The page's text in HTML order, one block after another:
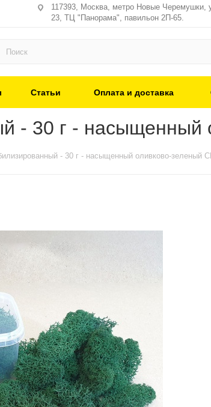
117393, Москва, метро Новые Черемушки,
23, ТЦ "Панорама", павильон 2П-65.
Статьи Оплата и доставка
- 30 г -
- 30 г - насыщенный оливково-зеленый